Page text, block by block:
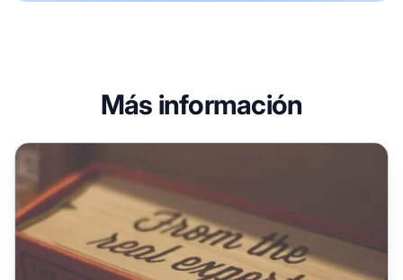
Más información
Cómo convertirse en un afiliado de marketing